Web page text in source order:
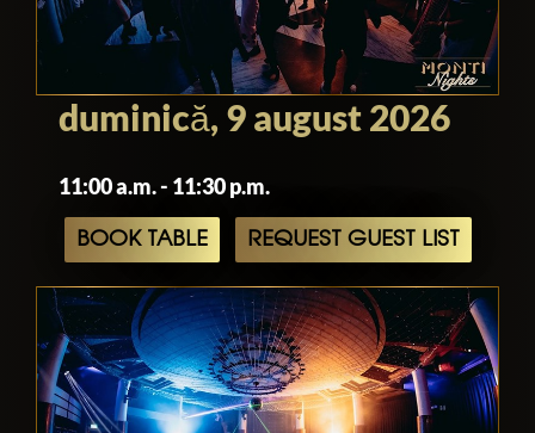
duminică, 9 august 2026
11:00 a.m. - 11:30 p.m.
BOOK TABLE REQUEST GUEST LIST